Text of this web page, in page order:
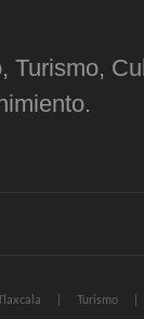
Turismo,
Turismo